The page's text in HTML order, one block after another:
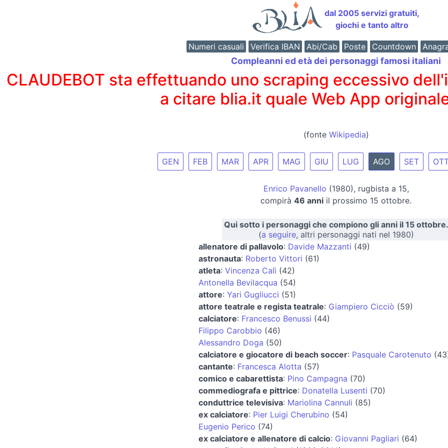
dal 2005 servizi gratuiti,
giochi e tanto altro
Numeri casuali Verifica IBAN Abi/Cab Poste Countdown
Compleanni ed età dei personaggi famosi italiani
CLAUDEBOT sta effettuando uno scraping eccessivo
a citare blia.it quale Web App
(fonte Wikipedia)
GEN FEB MAR APR MAG GIU LUG AGO SET
Enrico Pavanello (1980), rugbista a 15,
compirà 46 anni il prossimo 15 ottobre.
Qui sotto i personaggi che compiono gli anni il 15 ottobre.
(a seguire, altri personaggi nati nel 1980)
allenatore di pallavolo: Davide Mazzanti (49)
astronauta: Roberto Vittori (61)
atleta: Vincenza Calì (42)
Antonella Bevilacqua (54)
attore: Yari Gugliucci (51)
attore teatrale e regista teatrale: Giampiero Cicciò (59)
calciatore: Francesco Benussi (44)
Filippo Carobbio (46)
Alessandro Doga (50)
calciatore e giocatore di beach soccer: Pasquale Carotenuto
cantante: Francesca Alotta (57)
comico e cabarettista: Pino Campagna (70)
commediografa e pittrice: Donatella Lusenti (70)
conduttrice televisiva: Mariolina Cannuli (85)
ex calciatore: Pier Luigi Cherubino (54)
Eugenio Perico (74)
ex calciatore e allenatore di calcio: Giovanni Pagliari (64)